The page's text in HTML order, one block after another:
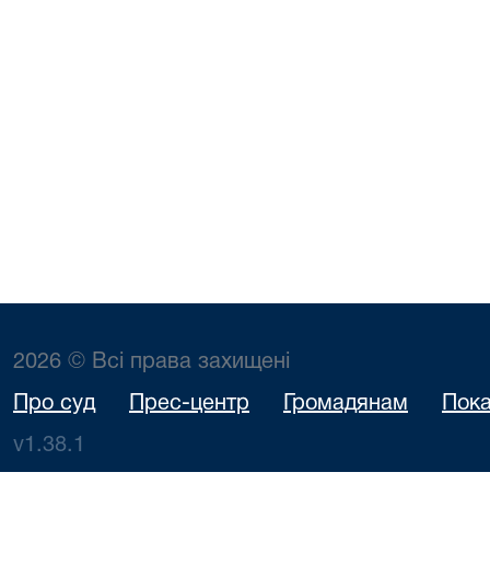
2026 © Всі права захищені
Про суд Прес-центр Громадянам
v1.38.1